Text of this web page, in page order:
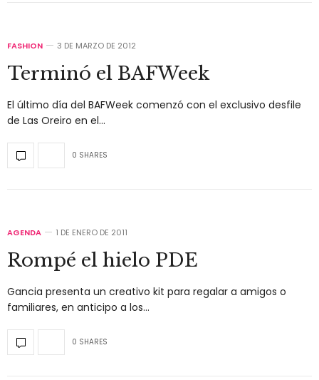
FASHION 3 DE MARZO DE 2012
Terminó el BAFWeek
El último día del BAFWeek comenzó con el exclusivo desfile
de Las Oreiro en el…
0 SHARES
AGENDA 1 DE ENERO DE 2011
Rompé el hielo PDE
Gancia presenta un creativo kit para regalar a amigos o
familiares, en anticipo a los…
0 SHARES